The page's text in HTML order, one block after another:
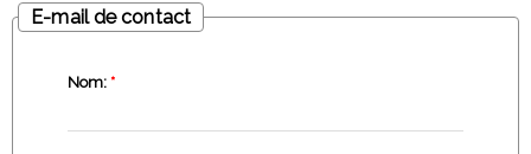
E-mail de contact
Nom: *